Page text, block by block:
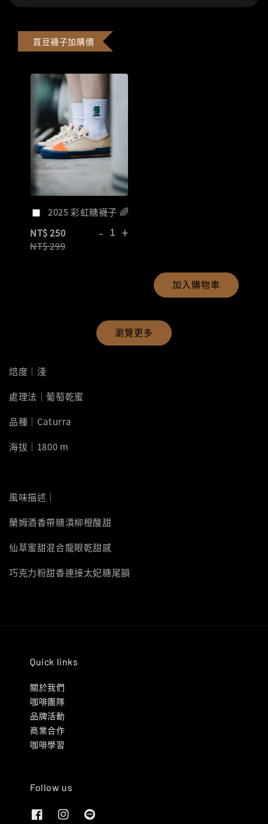
買豆襪子加購價
2025 彩虹糖襪子 🌈
NT$ 250
NT$ 299
- +
加入購物車
瀏覽更多
焙度｜淺
處理法｜葡萄乾蜜
品種｜Caturra
海拔｜1800 m
風味描述｜
蘭姆酒香帶糖漬柳橙酸甜
仙草蜜甜混合龍眼乾甜感
巧克力粉甜香連接太妃糖尾韻
Quick links
關於我們
咖啡團隊
品牌活動
商業合作
咖啡學習
Follow us